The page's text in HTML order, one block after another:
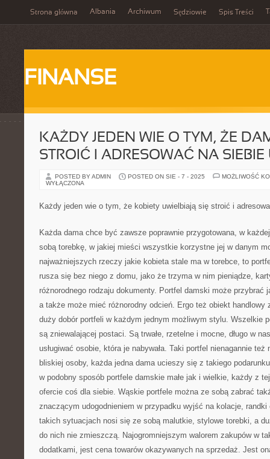
Strona główna Albania Archiwum Sędziowie Spis Treści
FINANSE
KAŻDY JEDEN WIE O TYM, ŻE
STROIĆ I ADRESOWAĆ NA SIEBIE
POSTED BY ADMIN POSTED ON SIE - 7 - 2025
MOŻLIWOŚĆ
WYŁĄCZONA
Każdy jeden wie o tym, że kobiety uwielbiają się stroić i
Każda dama chce być zawsze poprawnie przygotowana, w
sobą torebkę, w jakiej mieści wszystkie korzystne jej w danym
najważniejszych rzeczy jakie kobieta stale ma w torebce, to
rusza się bez niego z domu, jako że trzyma w nim pieniądze,
różnorodnego rodzaju dokumenty. Portfel damski może przybrać
a także może mieć różnorodny odcień. Ergo też obiekt handlowy
duży dobór portfeli w każdym jednym możliwym stylu. Wszelkie
są zniewalającej postaci. Są trwałe, rzetelne i mocne, długo w
usługiwać osobie, która je nabywała. Taki portfel nienagannie też
bliskiej osoby, każda jedna dama ucieszy się z takiego
w podobny sposób portfele damskie małe jak i wielkie, każdy z
ofercie coś dla siebie. Wąskie portfele można ze sobą zabrać
znaczącym udogodnieniem w przypadku wyjść na kolacje,
takich sytuacjach nosi się ze sobą malutkie, stylowe torebki, a
do nich nie zmieszczą. Najogromniejszym walorem zakupów w
dodatkami, jest cena towarów okazywanych na sprzedaż. Jest